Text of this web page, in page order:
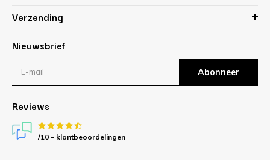
Verzending
Nieuwsbrief
Abonneer
Reviews
/10 - klantbeoordelingen